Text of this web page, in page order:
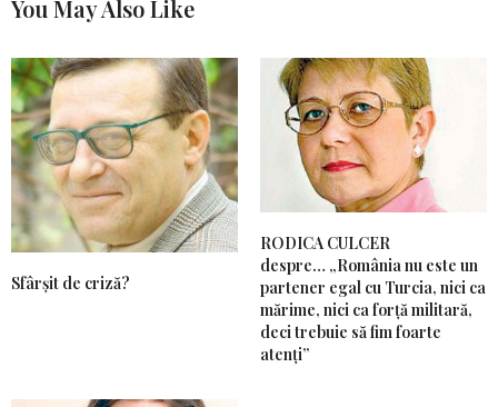
You May Also Like
Sfârșit de criză?
RODICA CULCER
despre… „România nu este un
partener egal cu Turcia, nici ca
mărime, nici ca forță militară,
deci trebuie să fim foarte
atenți”